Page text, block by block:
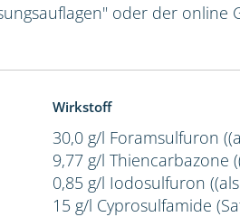
oder der online
Wirkstoff
30,0 g/l Foramsulfuron
9,77 g/l Thiencarbazone
0,85 g/l Iodosulfuron
15 g/l Cyprosulfamide